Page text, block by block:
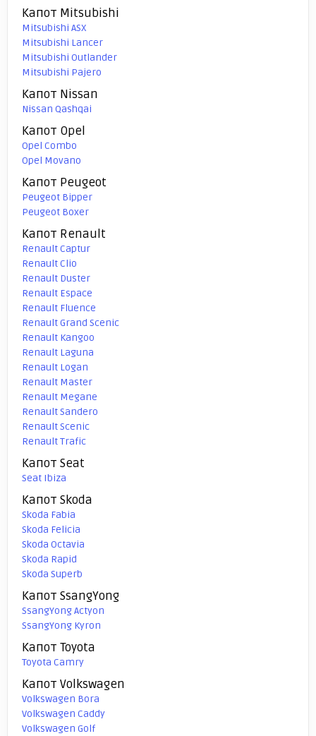
Капот Mitsubishi
Mitsubishi ASX
Mitsubishi Lancer
Mitsubishi Outlander
Mitsubishi Pajero
Капот Nissan
Nissan Qashqai
Капот Opel
Opel Combo
Opel Movano
Капот Peugeot
Peugeot Bipper
Peugeot Boxer
Капот Renault
Renault Captur
Renault Clio
Renault Duster
Renault Espace
Renault Fluence
Renault Grand Scenic
Renault Kangoo
Renault Laguna
Renault Logan
Renault Master
Renault Megane
Renault Sandero
Renault Scenic
Renault Trafic
Капот Seat
Seat Ibiza
Капот Skoda
Skoda Fabia
Skoda Felicia
Skoda Octavia
Skoda Rapid
Skoda Superb
Капот SsangYong
SsangYong Actyon
SsangYong Kyron
Капот Toyota
Toyota Camry
Капот Volkswagen
Volkswagen Bora
Volkswagen Caddy
Volkswagen Golf